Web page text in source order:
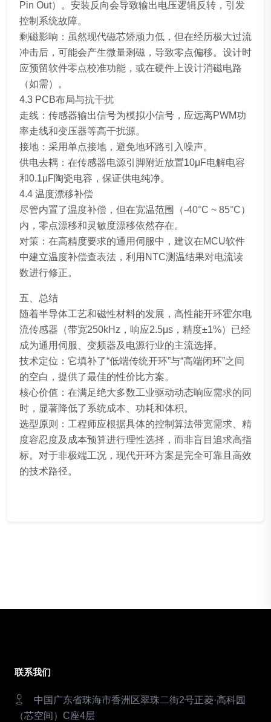
Pin Out）。安装反向会导致输出电压逻辑反转，引发
控制系统故障。
剩磁影响：虽然现代磁芯矫顽力低，但在经历极大过流
冲击后，可能会产生微量剩磁，导致零点偏移。设计时
应预留软件零点校准功能，或在硬件上设计消磁电路
（如需）。
4.3 PCB布局与抗干扰
走线：传感器输出信号为模拟小信号，应远离PWM功
率走线和变压器等高干扰源。
接地：采用单点接地，避免地环路引入噪声。
供电去耦：在传感器电源引脚附近放置10μF电解电容
和0.1μF陶瓷电容，保证供电纯净。
4.4 温度漂移补偿
尽管内置了温度补偿，但在宽温范围（-40°C ~ 85°C）
内，零点漂移和灵敏度漂移依然存在。
对策：在高精度要求的通用伺服中，建议在MCU软件
中建立温度补偿查表法，利用NTC测温结果对电流读
数进行修正。
五、总结
随着半导体工艺和磁性材料的发展，高性能开环霍尔电
流传感器（带宽250kHz，响应2.5μs，精度±1%）已经
成为通用伺服、变频器及电源行业的主流选择。
技术定位：它填补了“低端传统开环”与“高端闭环”之间
的空白，提供了最佳的性价比方案。
核心价值：在满足绝大多数工业驱动动态响应需求的同
时，显著降低了系统成本、功耗和体积。
选型原则：工程师应根据具体的控制算法带宽需求、精
度容忍度及成本预算进行理性选择，而非盲目追求高指
标。对于非极端工况，现代开环方案是完全可靠且高效
的技术路径。
联系我们
中国广东省珠海市香洲区翠珠二街2号正菱·高科园
（芯空间）C座4层